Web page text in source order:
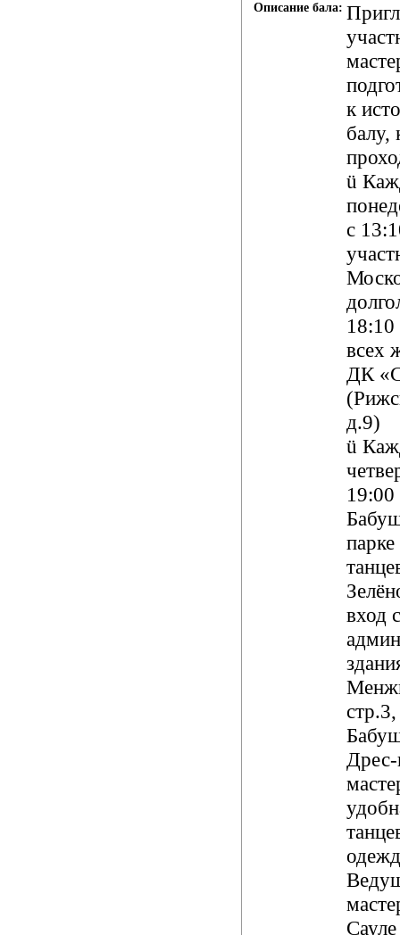
Описание бала:
к
балу,
ü К
с
всех
ДК
д.9)
ü
19:00
парке
вход
Сауле